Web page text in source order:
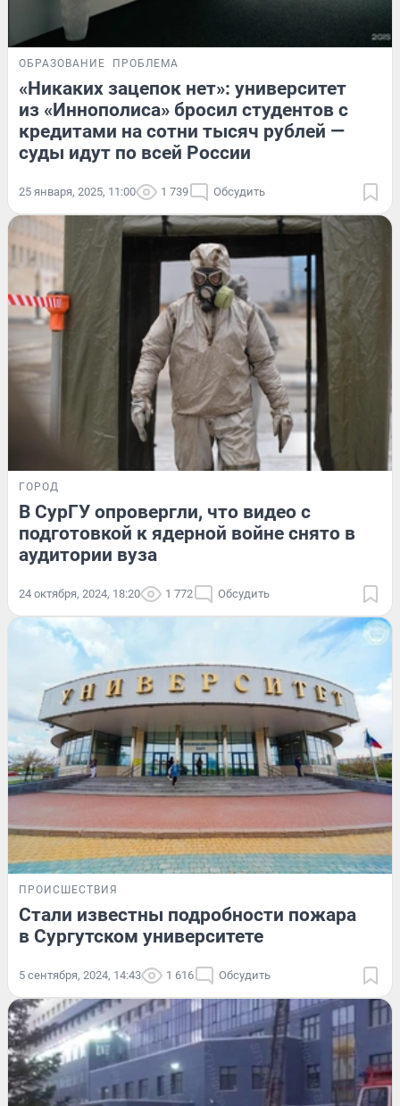
ОБРАЗОВАНИЕ ПРОБЛЕМА
«Никаких зацепок нет»: университет
из «Иннополиса» бросил студентов с
кредитами на сотни тысяч рублей —
суды идут по всей России
25 января, 2025, 11:00 1 739 Обсудить
ГОРОД
В СурГУ опровергли, что видео с
подготовкой к ядерной войне снято в
аудитории вуза
24 октября, 2024, 18:20 1 772 Обсудить
ПРОИСШЕСТВИЯ
Стали известны подробности пожара
в Сургутском университете
5 сентября, 2024, 14:43 1 616 Обсудить